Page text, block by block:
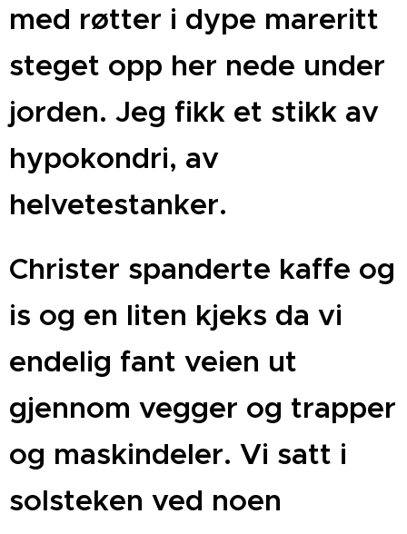
med røtter i dype mareritt
steget opp her nede under
jorden. Jeg fikk et stikk av
hypokondri, av
helvetestanker.
Christer spanderte kaffe og
is og en liten kjeks da vi
endelig fant veien ut
gjennom vegger og trapper
og maskindeler. Vi satt i
solsteken ved noen